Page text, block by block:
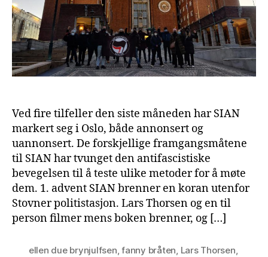
Ved fire tilfeller den siste måneden har SIAN
markert seg i Oslo, både annonsert og
uannonsert. De forskjellige framgangsmåtene
til SIAN har tvunget den antifascistiske
bevegelsen til å teste ulike metoder for å møte
dem. 1. advent SIAN brenner en koran utenfor
Stovner politistasjon. Lars Thorsen og en til
person filmer mens boken brenner, og […]
ellen due brynjulfsen,fanny bråten, Lars Thorsen,